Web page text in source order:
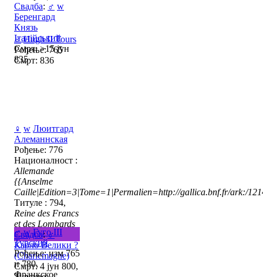
Свадба: ♂ w
Беренгард
Князь
Італійський
Смрт: >15 јун
835
♂ Hugh II Tours
Рођење: 765
Смрт: 836
♀ w Люитгард
Алеманнская
Рођење: 776
Националност :
Allemande
{{Anselme
Caille|Edition=3|Tome=1|Permalien=http://gallica.bnf.fr/ark:/
Титуле : 794,
Reine des Francs
et des Lombards
Свадба:♂
Карло Велики ?
(Charlemagne)
Смрт: 4 јун 800,
♂ w Гуго III
Турский
Рођење: изм 765
и 780,
Франкское